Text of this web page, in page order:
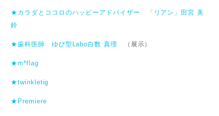
★カラダとココロのハッピーアドバイザー 「リアン」田宮 美
鈴
★歯科医師 ゆび型Labo白数 真理 （展示）
★m*flag
★twinkletig
★Premiere